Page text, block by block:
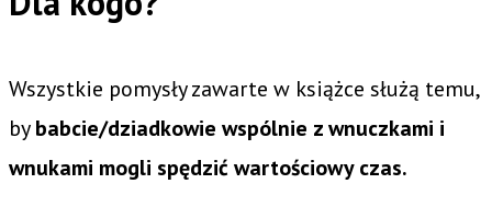
Wszystkie pomysły zawarte w książce służą temu,
bybabcie/dziadkowie wspólnie z wnuczkami i
wnukami mogli spędzić wartościowy czas.